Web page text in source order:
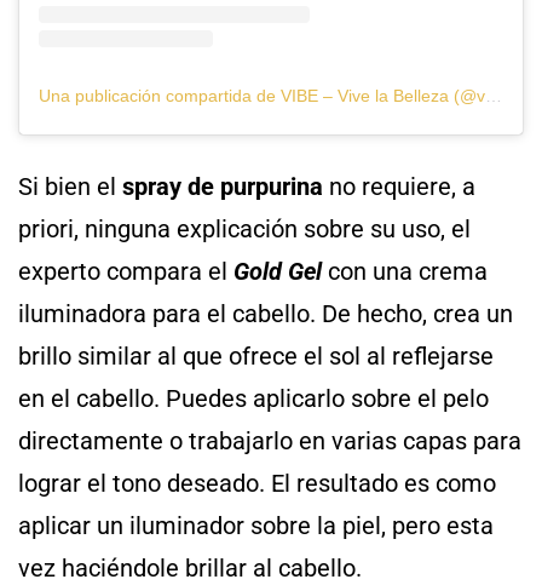
Una publicación compartida de VIBE – Vive la Belleza (@vibeofbeauty_)
Si bien el spray de purpurina no requiere, a
priori, ninguna explicación sobre su uso, el
experto compara el Gold Gelcon una crema
iluminadora para el cabello. De hecho, crea un
brillo similar al que ofrece el sol al reflejarse
en el cabello. Puedes aplicarlo sobre el pelo
directamente o trabajarlo en varias capas para
lograr el tono deseado. El resultado es como
aplicar un iluminador sobre la piel, pero esta
vez haciéndole brillar al cabello.